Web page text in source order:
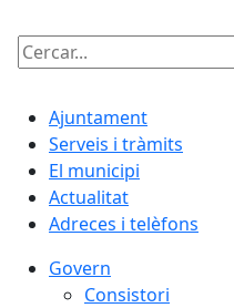
Cercar:
Ajuntament
Serveis i tràmits
El municipi
Actualitat
Adreces i telèfons
Govern
Consistori